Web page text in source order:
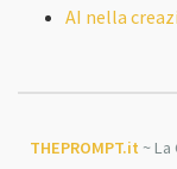
AI nella
THEPROMPT.it ~